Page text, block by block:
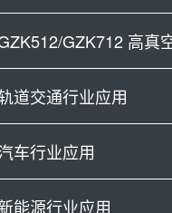
GZK712 高真
道交通行业应用
车行业应用
能源行业应用